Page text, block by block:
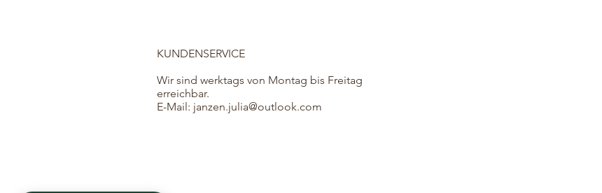
KUNDENSERVICE
Wir sind werktags von Montag bis Freitag
erreichbar.
E-Mail: janzen.julia@outlook.com